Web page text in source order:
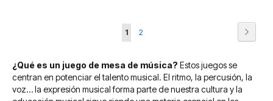
Página
Actualmente
leyendo
página
1 Página
2
¿Qué es un juego de mesa de música? Estos juegos se
centran en potenciar el talento musical. El ritmo, la percusión, la
voz… la expresión musical forma parte de nuestra cultura y la